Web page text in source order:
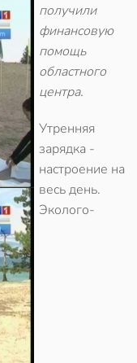
получили
финансовую
помощь
областного
центра.
Утренняя
зарядка -
настроение на
весь день.
Эколого-